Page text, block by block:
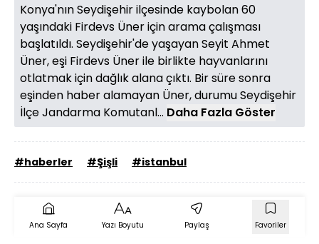
Konya'nın Seydişehir ilçesinde kaybolan 60
yaşındaki Firdevs Üner için arama çalışması
başlatıldı. Seydişehir'de yaşayan Seyit Ahmet
Üner, eşi Firdevs Üner ile birlikte hayvanlarını
otlatmak için dağlık alana çıktı. Bir süre sonra
eşinden haber alamayan Üner, durumu Seydişehir
İlçe Jandarma Komutanl... Daha Fazla Göster
#haberler #Şişli #istanbul
Ana Sayfa Yazı Boyutu Paylaş Favoriler